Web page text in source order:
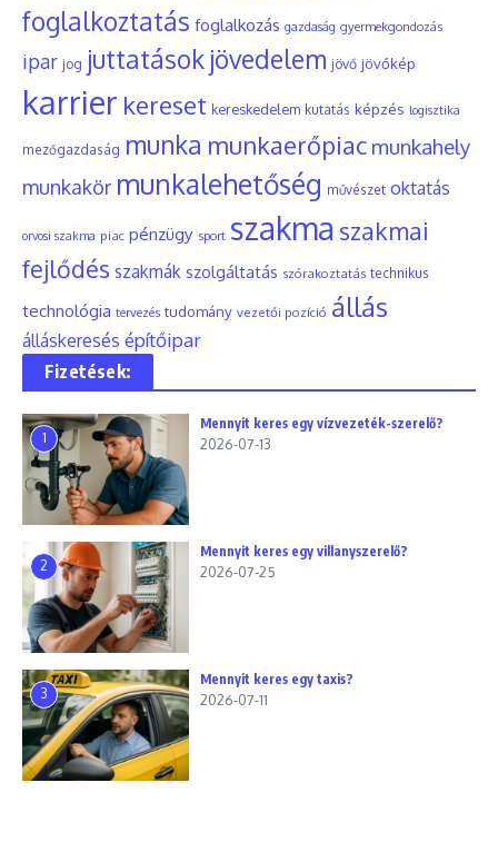
foglalkoztatás foglalkozás gazdaság gyermekgondozás
ipar jog juttatások jövedelem jövő jövőkép
karrier kereset kereskedelem kutatás képzés logisztika
mezőgazdaság munka munkaerőpiac munkahely
munkakör munkalehetőség művészet oktatás
orvosi szakma piac pénzügy sport szakma szakmai
fejlődés szakmák szolgáltatás szórakoztatás technikus
technológia tervezés tudomány vezetői pozíció állás
álláskeresés építőipar
Fizetések:
1
Mennyit keres egy vízvezeték-szerelő?
2026-07-13
2
Mennyit keres egy villanyszerelő?
2026-07-25
3
Mennyit keres egy taxis?
2026-07-11